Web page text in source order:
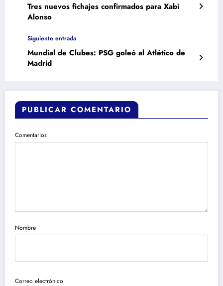
Tres nuevos fichajes confirmados para Xabi
Alonso
Siguiente entrada
Mundial de Clubes: PSG goleó al Atlético de
Madrid
PUBLICAR COMENTARIO
Comentarios
Nombre
Correo electrónico